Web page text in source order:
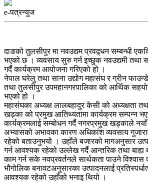
e-पत्रन्युज
दाङको तुलसीपुर मा नवउद्यम प्रवद्र्धन सम्बन्धी
भएको छ । व्यवसाय सुरु गर्न इच्छुक नवउद्यमी तथा
गर्दै कार्यक्रम आयोजना गरिएको हो ।
नेपाल घरेलु तथा साना उद्योग महासंघ र ग्रीन
तथा तुलसीपुर उपमहानगरपालिका को आर्थिक
भएको हो ।
महासंघका अध्यक्ष लालबहादुर केसी को अध्यक्षता
खड्का को प्रमुख आतिथ्यतामा कार्यक्रम सम्पन्न
कार्यक्रमलाई सम्बोधन गर्दै नगरप्रमुख खड्काले नयाँ
अभ्यासको अभावका कारण अधिकांश व्यवसाय
रहेको बताउनुभयो । उहाँले बजारको मागअनुसार
गर्न आवश्यक रहेको उल्लेख गर्दै आन्तरिक तथा बाह्य
काम गर्न सके नवप्रवर्तनले सार्थकता पाउने विश्वास
भौगोलिक बनावटअनुसारका उत्पादनलाई
आवश्यक रहेको उहाँको भनाइ थियो ।